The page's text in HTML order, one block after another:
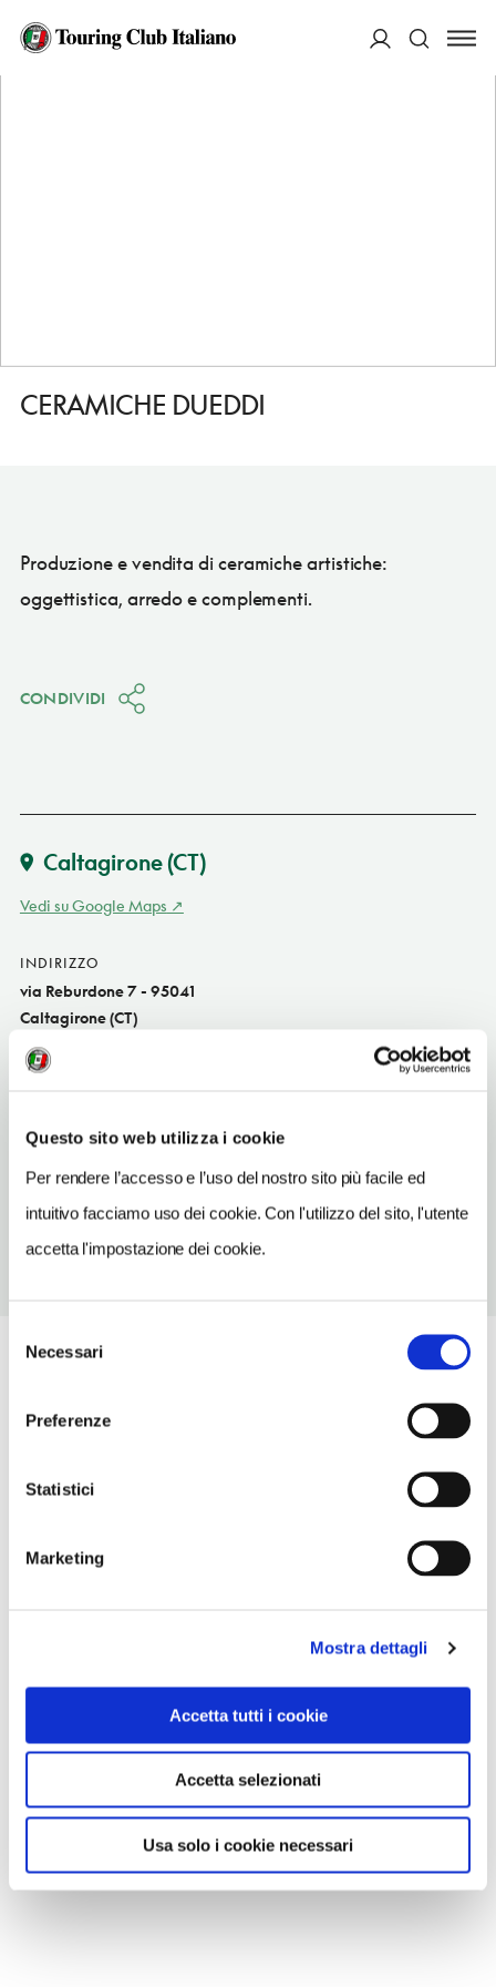
Questo sito web utilizza i cookie
Per rendere l’accesso e l’uso del nostro sito più facile ed
intuitivo facciamo uso dei cookie. Con l'utilizzo del sito, l'utente
accetta l'impostazione dei cookie.
delNecessari
Preferenze
Statistici
Marketing
Mostra dettagli
Accetta tutti i cookie
Accetta selezionati
Usa solo i cookie necessari
HOME
CERAMICHE DUEDDI
Produzione e vendita di ceramiche artistiche:
oggettistica, arredo e complementi.
CONDIVIDI
Caltagirone(CT)
Vedi su Google Maps
INDIRIZZO
via Reburdone 7 - 95041
Caltagirone (CT)
Sicilia IT
093350022